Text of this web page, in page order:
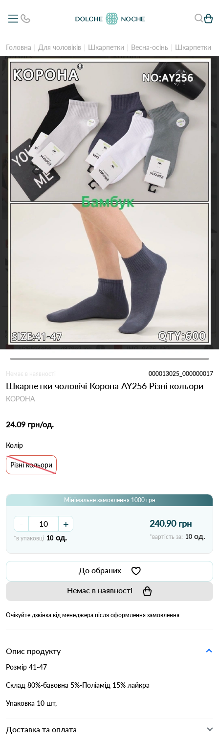
Головна Для чоловіків Шкарпетки Весна-осінь Шкарпетки
Немає в наявності 000013025_000000017
Шкарпетки чоловічі Корона AY256 Різні кольори
КОРОНА
24.09 грн/од.
Колір
Різні кольори
Мінімальне замовлення 1000 грн
- +
*в упаковці 10 од.
240.90 грн
*вартість за: 10 од.
До обраних
Немає в наявності
Очікуйте дзвінка від менеджера після оформлення замовлення
Опис продукту
Розмір 41-47
Склад 80%-бавовна 5%-Поліамід 15% лайкра
Упаковка 10 шт,
Доставка та оплата